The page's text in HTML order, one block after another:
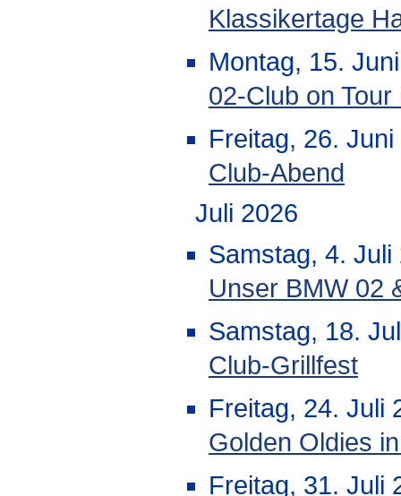
Klassikertage
Montag, 15.
02-Club on
Freitag, 26.
Club-Abend
Juli 2026
Samstag, 4.
Unser BMW 02
Samstag, 18.
Club-Grillfest
Freitag, 24. Juli
Golden Oldies
Freitag, 31. Juli